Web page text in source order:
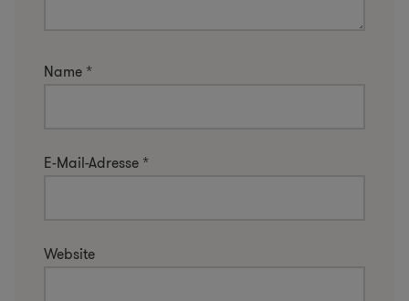
Name *
E-Mail-Adresse *
Website